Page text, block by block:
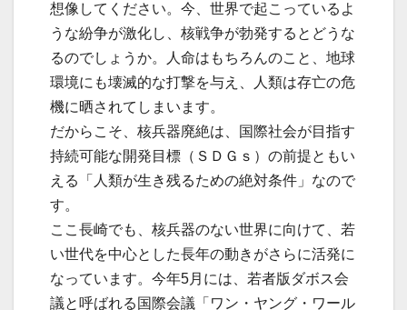
想像してください。今、世界で起こっているよ
うな紛争が激化し、核戦争が勃発するとどうな
るのでしょうか。人命はもちろんのこと、地球
環境にも壊滅的な打撃を与え、人類は存亡の危
機に晒されてしまいます。
だからこそ、核兵器廃絶は、国際社会が目指す
持続可能な開発目標（ＳＤＧｓ）の前提ともい
える「人類が生き残るための絶対条件」なので
す。
ここ長崎でも、核兵器のない世界に向けて、若
い世代を中心とした長年の動きがさらに活発に
なっています。今年5月には、若者版ダボス会
議と呼ばれる国際会議「ワン・ヤング・ワール